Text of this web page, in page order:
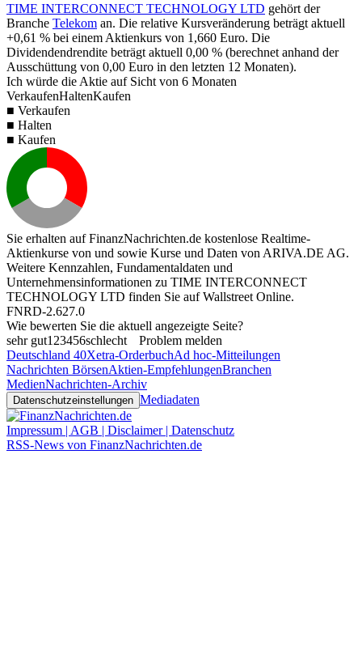
TIME INTERCONNECT TECHNOLOGY LTD gehört der
Branche Telekom an. Die relative Kursveränderung beträgt aktuell
+0,61 % bei einem Aktienkurs von 1,660 Euro. Die
Dividendendrendite beträgt aktuell 0,00 % (berechnet anhand der
Ausschüttung von 0,00 Euro in den letzten 12 Monaten).
Ich würde die Aktie auf Sicht von 6 Monaten
VerkaufenHaltenKaufen
■ Verkaufen
■ Halten
■ Kaufen
Sie erhalten auf FinanzNachrichten.de kostenlose Realtime-
Aktienkurse von und sowie Kurse und Daten von ARIVA.DE AG.
Weitere Kennzahlen, Fundamentaldaten und
Unternehmensinformationen zu TIME INTERCONNECT
TECHNOLOGY LTD finden Sie aufWallstreet Online.
FNRD-2.627.0
Wie bewerten Sie die aktuell angezeigte Seite?
sehr gut1 23456schlecht
Problem melden
Deutschland 40Xetra-OrderbuchAd hoc-Mitteilungen
Nachrichten BörsenAktien-EmpfehlungenBranchen
MedienNachrichten-Archiv
Datenschutzeinstellungen Mediadaten
Impressum | AGB | Disclaimer | Datenschutz
RSS-News von FinanzNachrichten.de